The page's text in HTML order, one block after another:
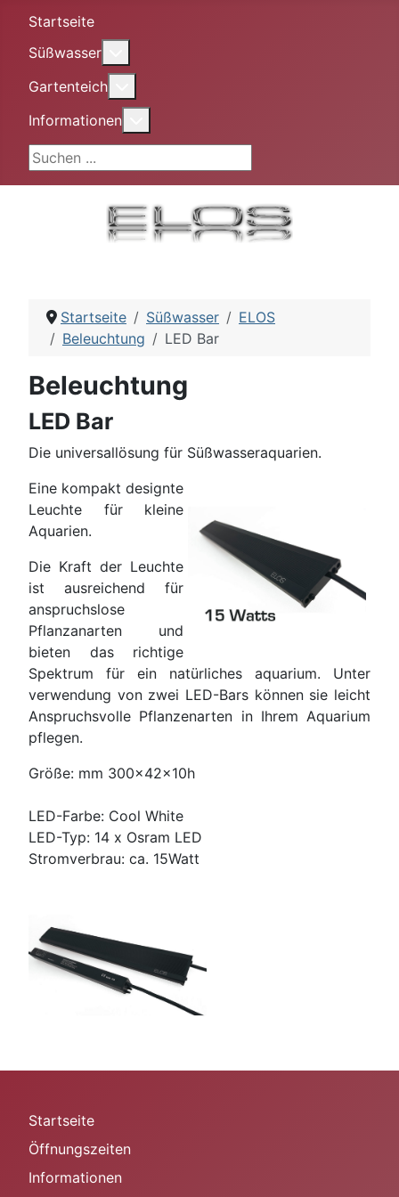
Startseite
Süßwasser
Gartenteich
Informationen
Suchen ...
Startseite Süßwasser
ELOS
Beleuchtung
LED Bar
Beleuchtung
LED Bar
Die universallösung für Süßwasseraquarien.
Eine kompakt designte
Leuchte für kleine
Aquarien.
Die Kraft der Leuchte
ist ausreichend für
anspruchslose
Pflanzanarten und
bieten das richtige
Spektrum für ein natürliches aquarium. Unter
verwendung von zwei LED-Bars können sie leicht
Anspruchsvolle Pflanzenarten in Ihrem Aquarium
pflegen.
Größe: mm 300x42x10h
LED-Farbe: Cool White
LED-Typ: 14 x Osram LED
Stromverbrau: ca. 15Watt
Startseite
Öffnungszeiten
Informationen